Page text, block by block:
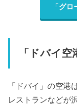
「グ
「ドバイ
「ドバイ」の空港
レストランなどが